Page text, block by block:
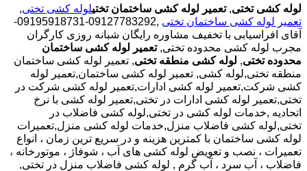
لوله کشی تختی,تعمیر لوله کشی ساختمان تختیلوله کشی تختی,
تعمیر لوله کشی ساختمان تختی
,09127783292-09195918731-
آقای افراسیابی با تخفیف مشاوره رایگان شبانه روزی کارگران
مجرب لوله کشی محدوده تختی,تعمیر لوله کشی ساختمان
محدوده تختی, لوله کشی منطقه تختی, تعمیر لوله کشی ساختمان
منطقه تختی,لوله کشی, تعمیر لوله کشی ساختمان,تعمیر لوله
کشی شرکت,تعمیر لوله کشی ادارات,تعمیر لوله کشی شرکت در
تختی,تعمیر لوله کشی ادارات در تختی,تعمیر لوله کشی با نرخ
اتحادیه ,خدمات لوله کشی در تختی,لوله کشی فاضلاب در
تختی,لوله کشی فاضلاب منزل,خدمات لوله کشی منزل,تعمیرات
لوله کشی ساختمان با کمترین هزینه و در سریع ترین زمان ، انواع
تعمیرات ، نصب و تعویض لوله کشی های آب ، شوفاژ ، موتورخانه ،
فاضلاب ، آب سرد ، آب گرم , لوله کشی فاضلاب منزل در تختی,